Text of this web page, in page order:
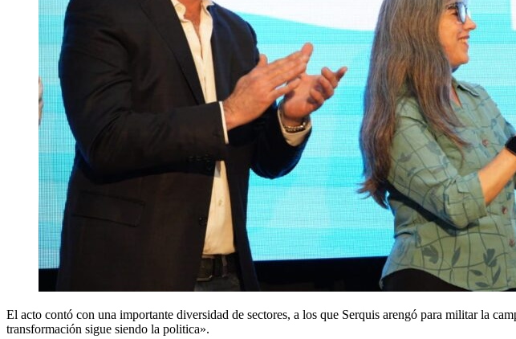
El acto contó con una importante diversidad de sectores, a los que Serquis arengó para militar la
transformación sigue siendo la politica».